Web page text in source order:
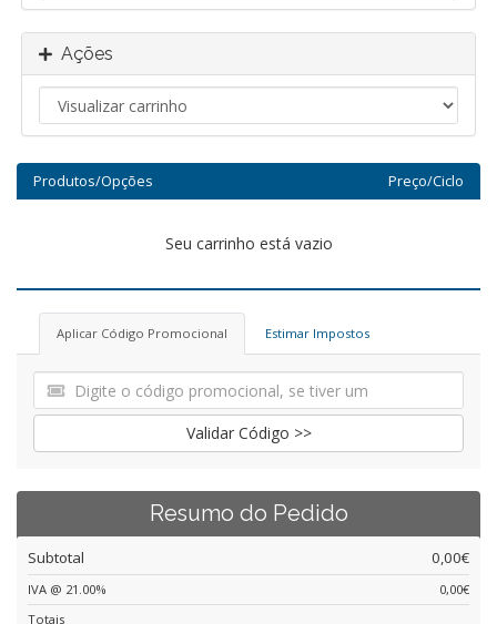
Ações
Produtos/Opções Preço/Ciclo
Seu carrinho está vazio
Aplicar Código Promocional Estimar Impostos
Validar Código >>
Resumo do Pedido
Subtotal 0,00€
IVA @ 21.00%
0,00€
Totais